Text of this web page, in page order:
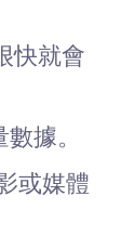
快就會
據。
或媒體